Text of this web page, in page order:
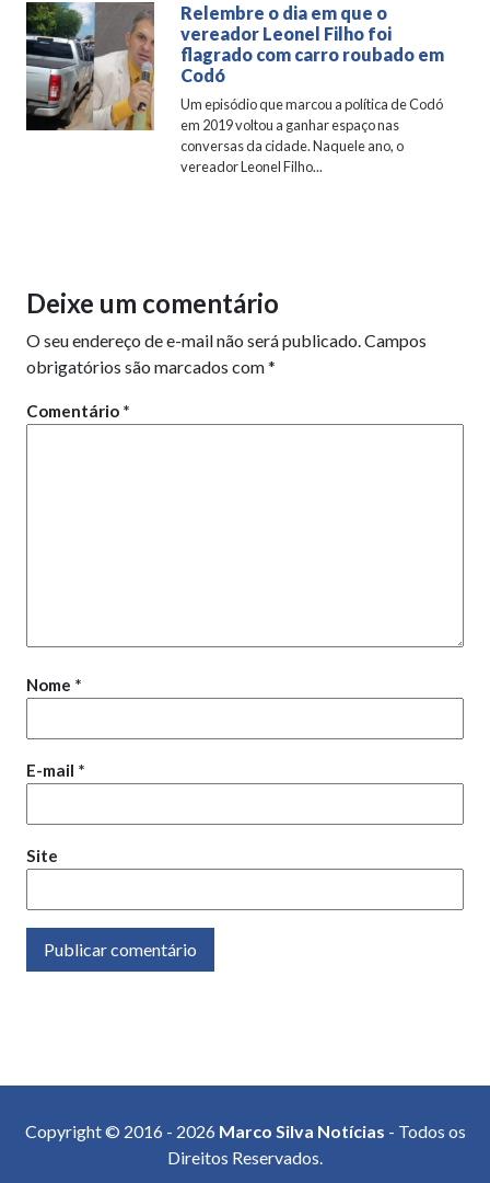
Relembre o dia em que o
vereador Leonel Filho foi
flagrado com carro roubado em
Codó
Um episódio que marcou a política de Codó
em 2019 voltou a ganhar espaço nas
conversas da cidade. Naquele ano, o
vereador Leonel Filho...
Deixe um comentário
O seu endereço de e-mail não será publicado.Campos
obrigatórios são marcados com*
Comentário *
Nome *
E-mail *
Site
Copyright © 2016 - 2026 Marco Silva Notícias - Todos os
Direitos Reservados.